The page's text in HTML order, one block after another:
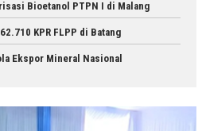
Bioetanol PTPN I di Malang
KPR FLPP di Batang
Ekspor Mineral Nasional